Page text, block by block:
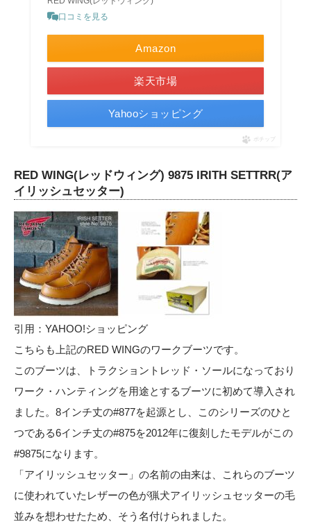
口コミを見る
Amazon
楽天市場
Yahooショッピング
ポチップ
RED WING(レッドウィング) 9875 IRITH SETTRR(ア
イリッシュセッター)
引用： YAHOO!ショッピング
こちらも上記のRED WINGのワークブーツです。
このブーツは、トラクショントレッド・ソールになっており
ワーク・ハンティングを用途とするブーツに初めて導入され
ました。8インチ丈の#877を起源とし、このシリーズのひと
つである6インチ丈の#875を2012年に復刻したモデルがこの
#9875になります。
「アイリッシュセッター」の名前の由来は、これらのブーツ
に使われていたレザーの色が猟犬アイリッシュセッターの毛
並みを想わせたため、そう名付けられました。